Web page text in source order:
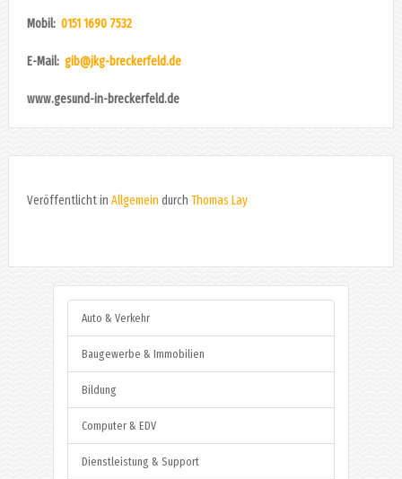
Mobil: 0151 1690 7532
E-Mail: gib@jkg-breckerfeld.de
www.gesund-in-breckerfeld.de
Veröffentlicht in Allgemein durch Thomas Lay
Auto & Verkehr
Baugewerbe & Immobilien
Bildung
Computer & EDV
Dienstleistung & Support